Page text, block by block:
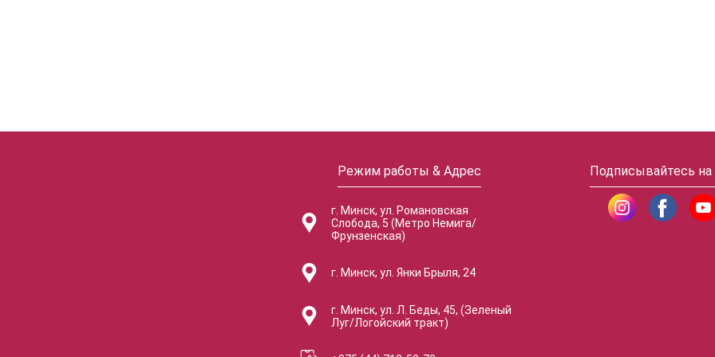
Режим работы & Адрес
г. Минск, ул. Романовская
Слобода, 5 (Метро Немига/
Фрунзенская)
г. Минск, ул. Янки Брыля, 24
г. Минск, ул. Л. Беды, 45, (Зеленый
Луг/Логойский тракт)
Подписывайтесь на